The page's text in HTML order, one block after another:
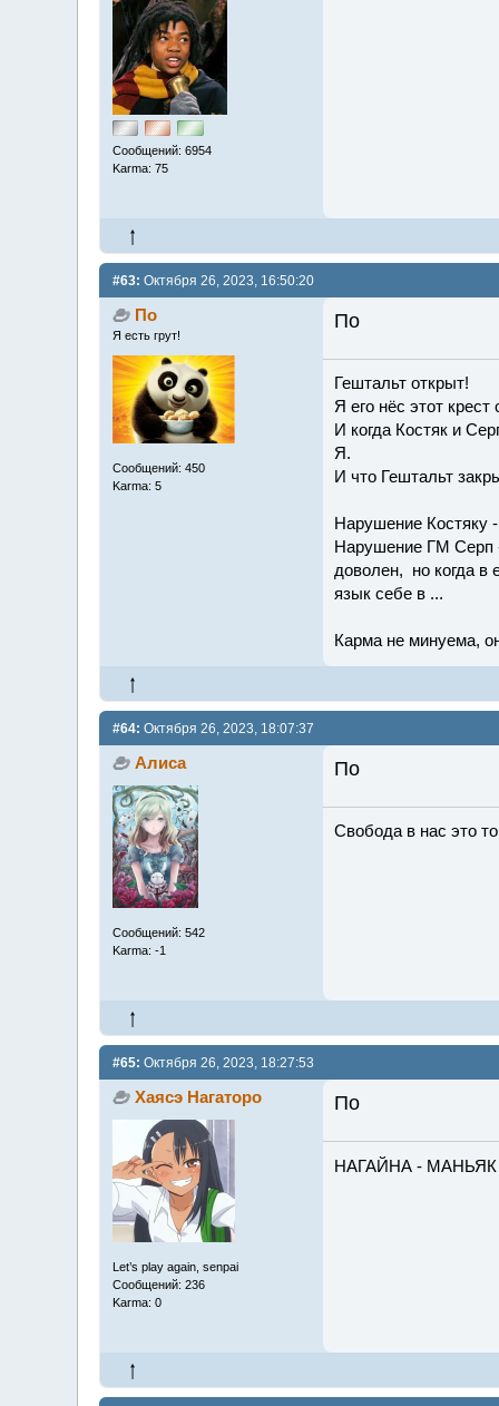
Сообщений: 6954
Karma: 75
#63: Октября 26, 2023, 16:50:20
По
Я есть грут!
Сообщений: 450
Karma: 5
По
Гештальт открыт!
Я его нёс этот
И когда Костяк и
Я.
И что Гештальт
Нарушение Костяку
Нарушение ГМ Серп -
доволен, но когда в
язык себе в ...
Карма не минуема,
#64: Октября 26, 2023, 18:07:37
Алиса
Сообщений: 542
Karma: -1
По
Свобода в нас это
#65: Октября 26, 2023, 18:27:53
Хаясэ Нагаторо
Let’s play again, senpai
Сообщений: 236
Karma: 0
По
НАГАЙНА - МАНЬЯК